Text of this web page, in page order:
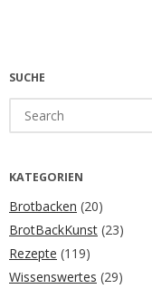
SUCHE
for:
KATEGORIEN
Brotbacken (20)
BrotBackKunst (23)
Rezepte (119)
Wissenswertes (29)